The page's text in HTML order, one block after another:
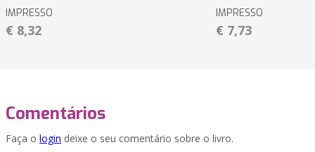
IMPRESSO
€ 8,32
IMPRESSO
€ 7,73
Comentários
Faça o login deixe o seu comentário sobre o livro.